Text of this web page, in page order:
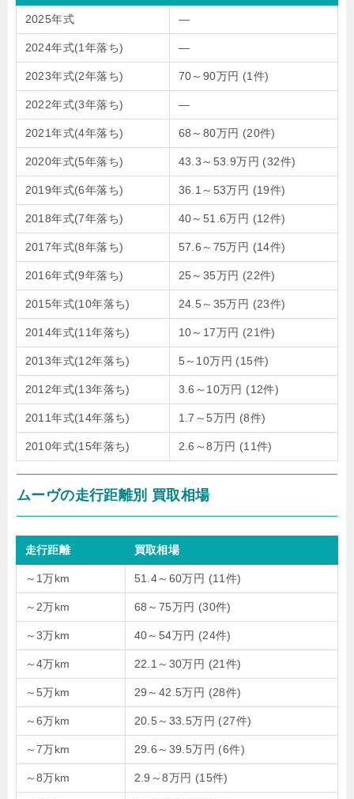
2025年式 ―
2024年式(1年落ち) ―
2023年式(2年落ち) 70～90万円 (1件)
2022年式(3年落ち) ―
2021年式(4年落ち) 68～80万円 (20件)
2020年式(5年落ち) 43.3～53.9万円 (32件)
2019年式(6年落ち) 36.1～53万円 (19件)
2018年式(7年落ち) 40～51.6万円 (12件)
2017年式(8年落ち) 57.6～75万円 (14件)
2016年式(9年落ち) 25～35万円 (22件)
2015年式(10年落ち) 24.5～35万円 (23件)
2014年式(11年落ち) 10～17万円 (21件)
2013年式(12年落ち) 5～10万円 (15件)
2012年式(13年落ち) 3.6～10万円 (12件)
2011年式(14年落ち) 1.7～5万円 (8件)
2010年式(15年落ち) 2.6～8万円 (11件)
ムーヴの走行距離別 買取相場
走行距離 買取相場
～1万km 51.4～60万円 (11件)
～2万km 68～75万円 (30件)
～3万km 40～54万円 (24件)
～4万km 22.1～30万円 (21件)
～5万km 29～42.5万円 (28件)
～6万km 20.5～33.5万円 (27件)
～7万km 29.6～39.5万円 (6件)
～8万km 2.9～8万円 (15件)